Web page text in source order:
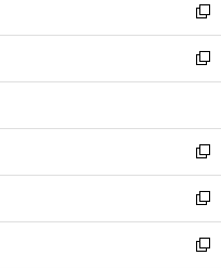
く
で
開
く
ド
ウ
で
開
ィ
ン
ド
ウ
開
く
い
ウ
ィ
ン
ウ
で
開
く
新
し
い
ウ
ン
ド
ウ
で
開
く
新
し
ウ
ィ
ン
ド
ウ
で
新
し
い
ウ
ィ
新
し
い
新